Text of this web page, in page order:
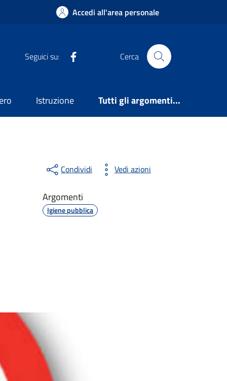
Accedi all'area personale
Seguici su: Cerca
Istruzione Tutti gli argomenti...
Condividi Vedi azioni
Argomenti
Igiene pubblica